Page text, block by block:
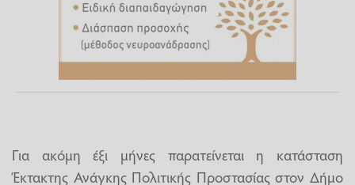
Για ακόμη έξι μήνες παρατείνεται η κατάσταση
Έκτακτης Ανάγκης Πολιτικής Προστασίας στον Δήμο